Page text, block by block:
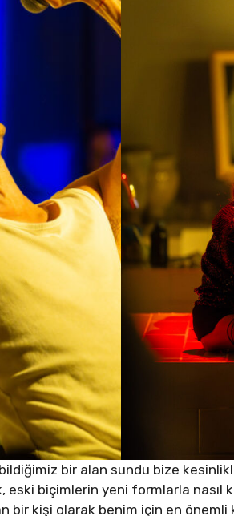
bir alan sundu bize
eski biçimlerin yeni formlarla nasıl
bir kişi olarak benim için en